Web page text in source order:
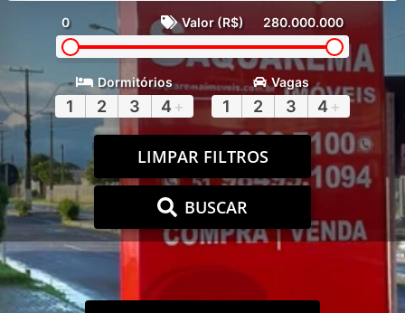
0 Valor (R$) 280.000.000
Dormitórios
1 2 3 4 +
Vagas
1 2 3 4 +
LIMPAR FILTROS
BUSCAR